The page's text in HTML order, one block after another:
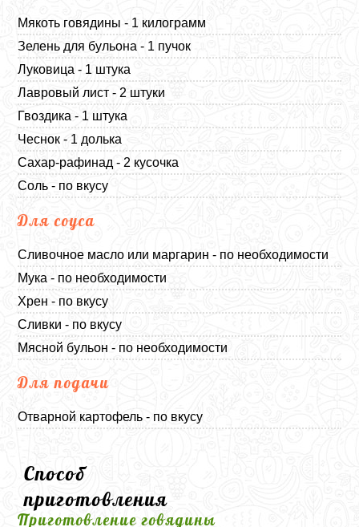
Мякоть говядины - 1 килограмм
Зелень для бульона - 1 пучок
Луковица - 1 штука
Лавровый лист - 2 штуки
Гвоздика - 1 штука
Чеснок - 1 долька
Сахар-рафинад - 2 кусочка
Соль - по вкусу
Для соуса
Сливочное масло или маргарин - по необходимости
Мука - по необходимости
Хрен - по вкусу
Сливки - по вкусу
Мясной бульон - по необходимости
Для подачи
Отварной картофель - по вкусу
Способ
приготовления
Приготовление говядины